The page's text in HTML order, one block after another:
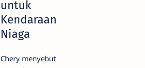
untuk
Kendaraan
Niaga
Chery menyebut